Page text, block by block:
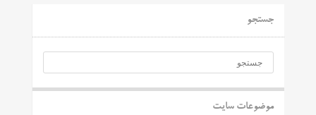
جستجو
موضوعات سایت